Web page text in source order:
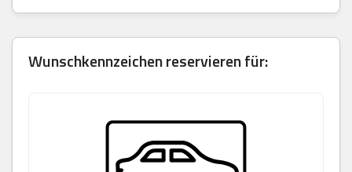
Wunschkennzeichen reservieren für: